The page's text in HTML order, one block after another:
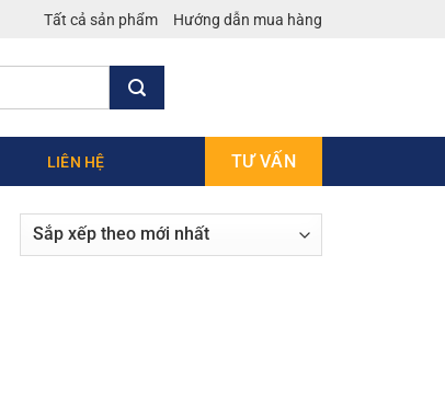
Tất cả sản phẩm Hướng dẫn mua hàng
LIÊN HỆ TƯ VẤN